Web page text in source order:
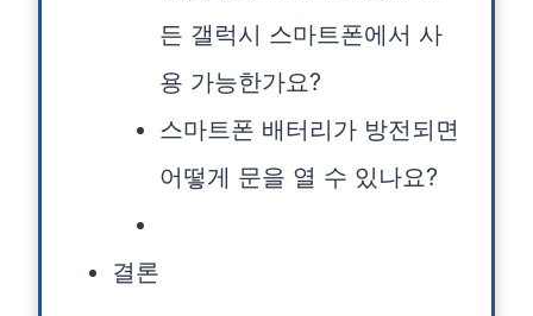
든 갤럭시 스마트폰에서 사
용 가능한가요?
스마트폰 배터리가 방전되면
어떻게 문을 열 수 있나요?
결론